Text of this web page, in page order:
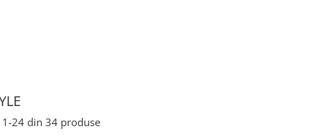
1-24 din 34 produse